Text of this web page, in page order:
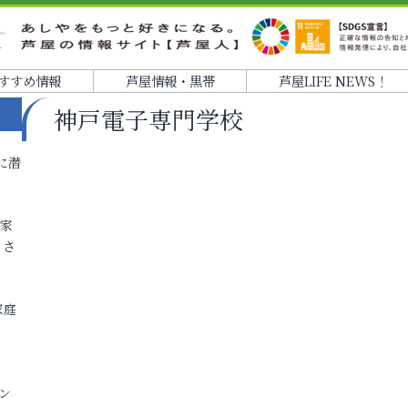
すめ情報 芦屋情報・黒帯 芦屋LIFE NEWS！
神戸電子専門学校
潜